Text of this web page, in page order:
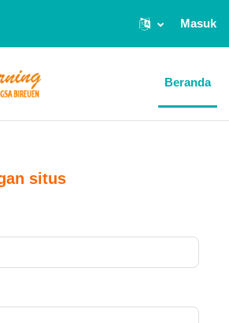
Masuk
Beranda
situs